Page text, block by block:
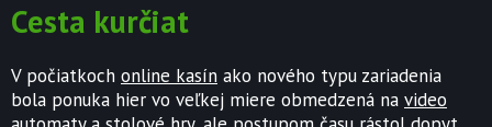
Cesta kurčiat
V počiatkoch online kasín ako nového typu zariadenia
bola ponuka hier vo veľkej miere obmedzená na video